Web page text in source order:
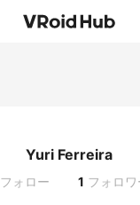
Yuri Ferreira
フォロー 1 フォロワ